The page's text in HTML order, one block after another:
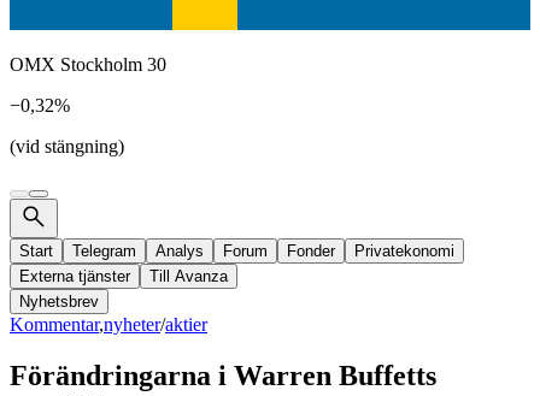
OMX Stockholm 30
−0,32%
(vid stängning)
Start Telegram Analys Forum Fonder
Privatekonomi
Externa tjänster
Till Avanza
Nyhetsbrev
Kommentar,nyheter/aktier
Förändringarna i Warren Buffetts